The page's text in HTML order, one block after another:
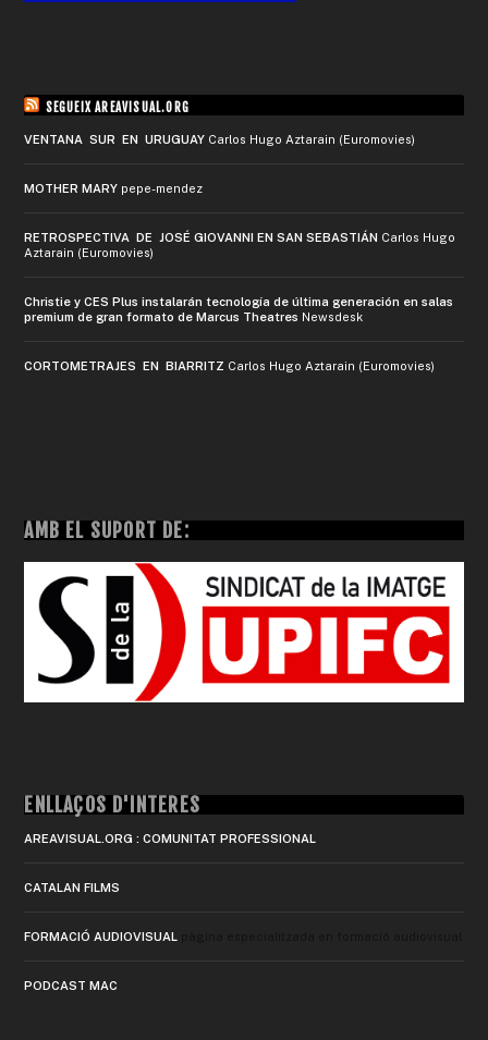
SEGUEIX AREAVISUAL.ORG
VENTANA SUR EN URUGUAY Carlos Hugo Aztarain (Euromovies)
MOTHER MARY pepe-mendez
RETROSPECTIVA DE JOSÉ GIOVANNI EN SAN SEBASTIÁN Carlos Hugo
Aztarain (Euromovies)
Christie y CES Plus instalarán tecnología de última generación en salas
premium de gran formato de Marcus Theatres Newsdesk
CORTOMETRAJES EN BIARRITZ Carlos Hugo Aztarain (Euromovies)
AMB EL SUPORT DE:
ENLLAÇOS D'INTERÈS
AREAVISUAL.ORG : COMUNITAT PROFESSIONAL
CATALAN FILMS
FORMACIÓ AUDIOVISUAL
PODCAST MAC